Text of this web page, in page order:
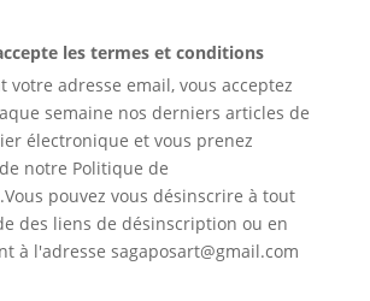
les termes et conditions
votre adresse email, vous acceptez
semaine nos derniers articles de
électronique et vous prenez
notre Politique de
pouvez vous désinscrire à tout
des liens de désinscription ou en
à l'adresse sagaposart@gmail.com